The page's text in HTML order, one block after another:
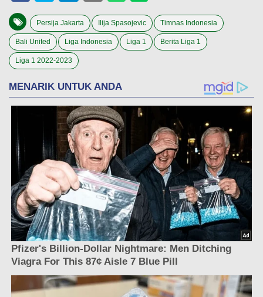
Persija Jakarta Ilija Spasojevic Timnas Indonesia
Bali United Liga Indonesia Liga 1 Berita Liga 1
Liga 1 2022-2023